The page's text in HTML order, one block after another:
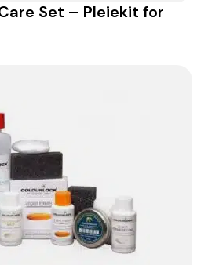
Set – Pleiekit for